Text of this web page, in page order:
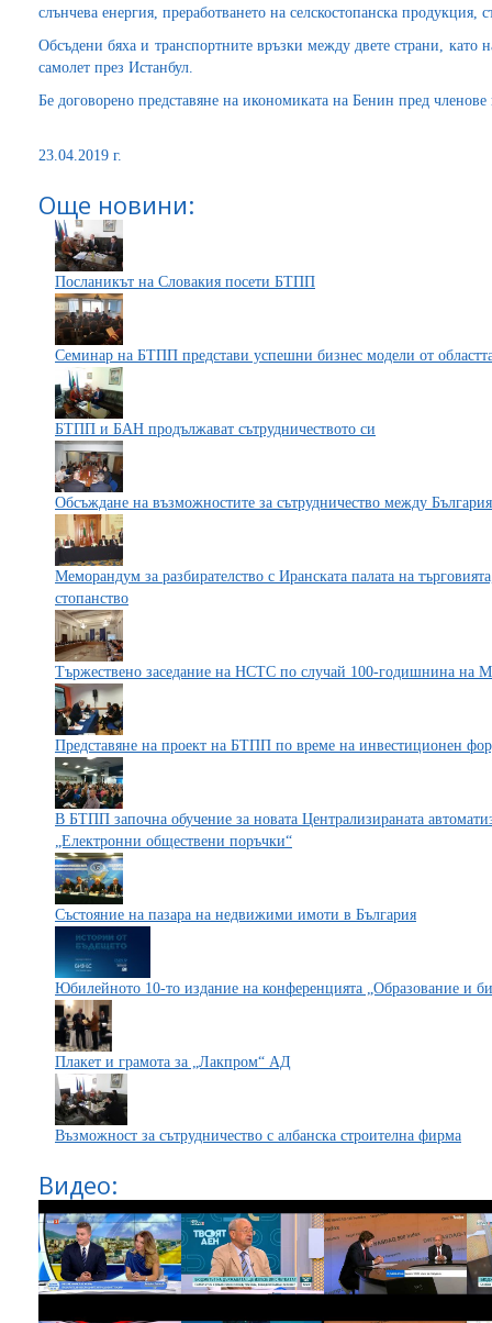
слънчева енергия, преработването на селскостопанска продукция,
Обсъдени бяха и транспортните връзки между двете страни,
самолет през Истанбул.
Бе договорено представяне на икономиката на Бенин пред
23.04.2019 г.
Още новини:
Посланикът на Словакия посети БТПП
Семинар на БТПП представи успешни бизнес модели от
БТПП и БАН продължават сътрудничеството си
Обсъждане на възможностите за сътрудничество между
Меморандум за разбирателство с Иранската палата на
стопанство
Тържествено заседание на НСТС по случай 100-годишнина на
Представяне на проект на БТПП по време на инвестиционен
В БТПП започна обучение за новата Централизираната
„Електронни обществени поръчки“
Състояние на пазара на недвижими имоти в България
Юбилейното 10-то издание на конференцията „Образование и
Плакет и грамота за „Лакпром“ АД
Възможност за сътрудничество с албанска строителна фирма
Видео: